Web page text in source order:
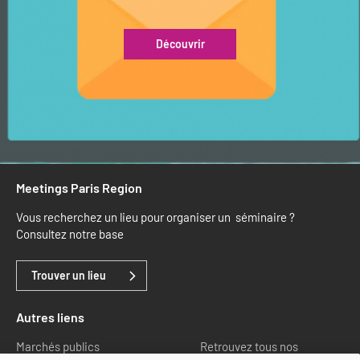
Découvrir
Meetings Paris Region
Vous recherchez un lieu pour organiser un séminaire ?
Consultez notre base
Trouver un lieu
Autres liens
Marchés publics
Retrouvez tous nos